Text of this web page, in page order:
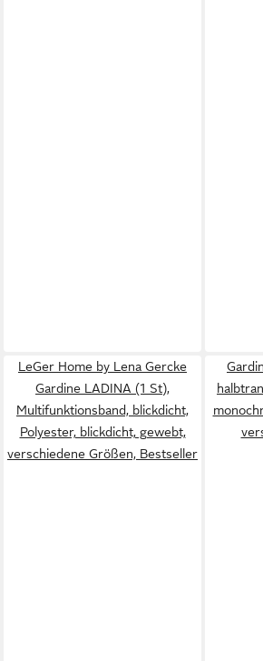
LeGer Home by Lena Gercke
Gardine LADINA (1 St),
Multifunktionsband, blickdicht,
Polyester, blickdicht, gewebt,
verschiedene Größen, Bestseller